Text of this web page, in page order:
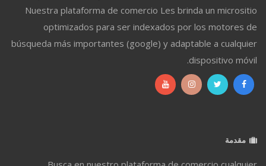
Nuestra plataforma de comercio Les brinda un micrositio
optimizados para ser indexados por los motores de
búsqueda más importantes (google) y adaptable a cualquier
dispositivo móvil.
مقدمة